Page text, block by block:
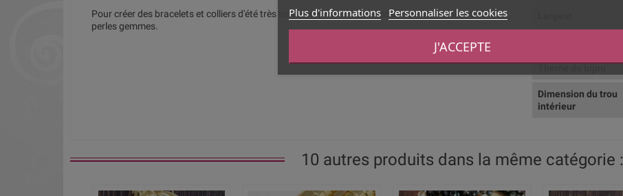
Pour créer des bracelets et colliers d'été très tendance. A associer avec des perles Heishi ou des
perles gemmes.
Dimension du trou
intérieur
10 autres produits dans la même catégorie :
Plus d'informations Personnaliser les cookies
J'ACCEPTE